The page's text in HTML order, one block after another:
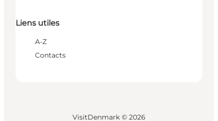
Liens utiles
A-Z
Contacts
VisitDenmark © 2026